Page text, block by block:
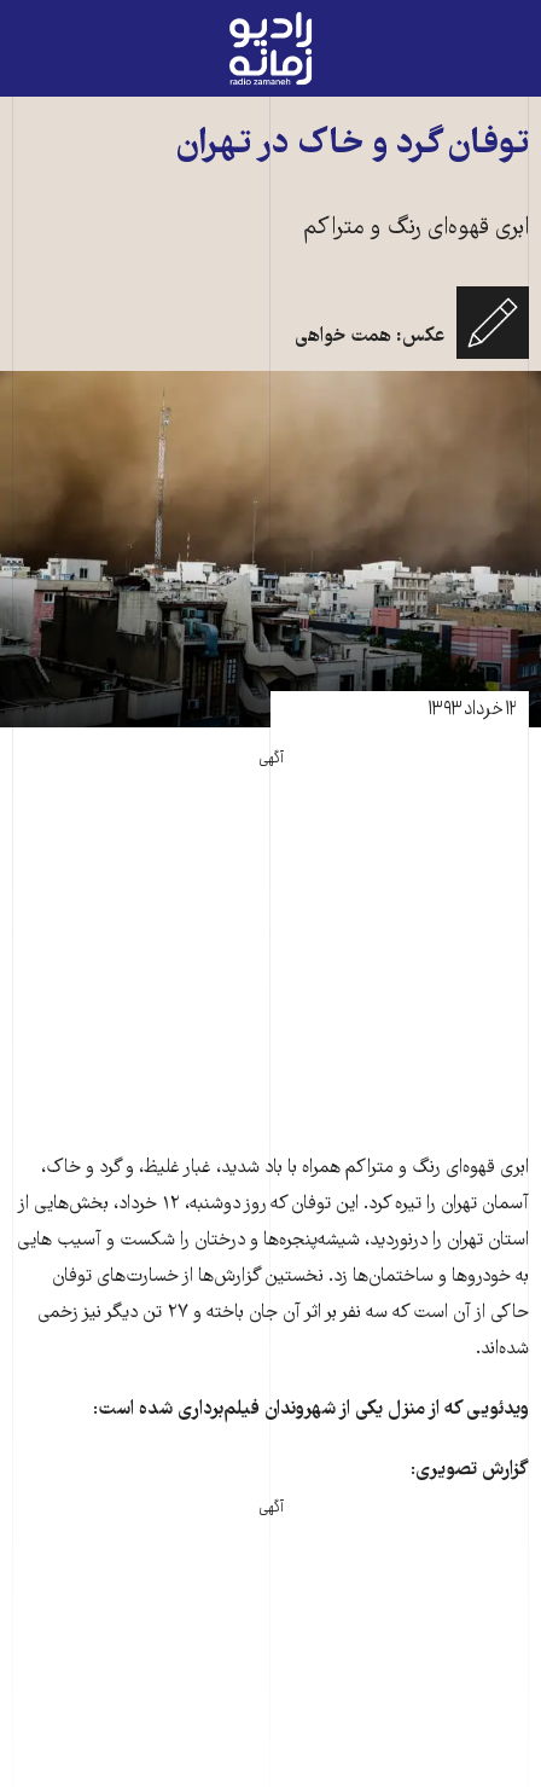
رادیو
زمانه
به
توفان گرد و خاک در تهران
ابری قهوه‌ای رنگ و متراکم
عکس: همت خواهی
۱۲ خرداد ۱۳۹۳
آگهی
ابری قهوه‌ای رنگ و متراکم همراه با باد شدید، غبار غلیظ، و گرد و خاک،
آسمان تهران را تیره کرد. این توفان که روز دوشنبه، ۱۲ خرداد، بخش‌هایی از
استان تهران را درنوردید، شیشه‌پنجره‌ها و درختان را شکست و آسیب هایی
به خودروها و ساختمان‌ها زد. نخستین گزارش‌ها از خسارت‌های توفان
حاکی از آن است که سه نفر بر اثر آن جان باخته و ۲۷ تن دیگر نیز زخمی
شده‌اند.
ویدئویی که از منزل یکی از شهروندان فیلم‌برداری شده است:
گزارش تصویری:
آگهی